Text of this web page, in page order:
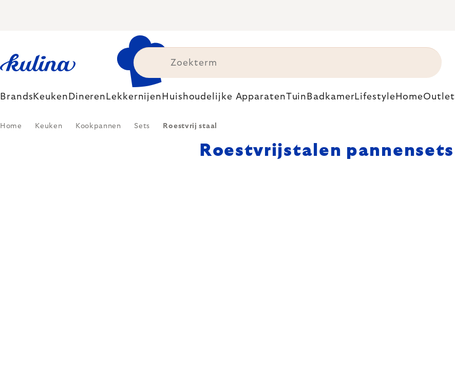
Brands Keuken Dineren Lekkernijen Huishoudelijke ApparatenTuin BadkamerLifestyle HomeOutlet
Home Keuken Kookpannen Sets Roestvrij staal
Roestvrijstalen pannensets